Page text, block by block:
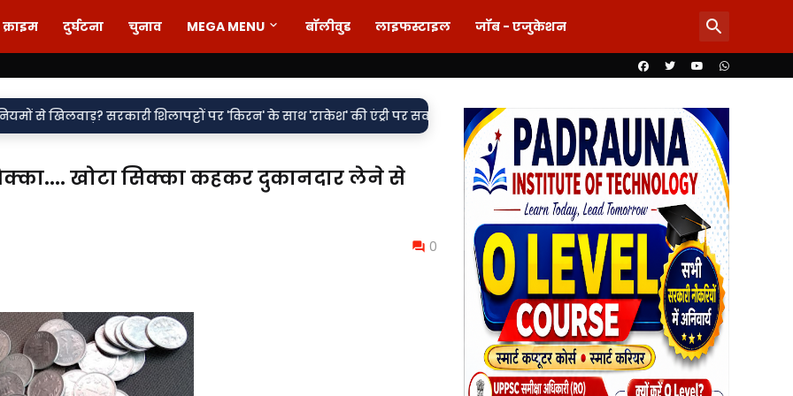
क्राइम दुर्घटना चुनाव MEGA MENU बॉलीवुड लाइफस्टाइल जॉब - एजुकेशन
शिलापट्टों पर 'किरन' के साथ 'राकेश' की एंट्री पर सवाल• वर्दी पर दाग! लड़की-शराब की मांग और महिला से बदसलूकी के आरोप में दो
खोटा सिक्का कहकर दुकानदार लेने से
0